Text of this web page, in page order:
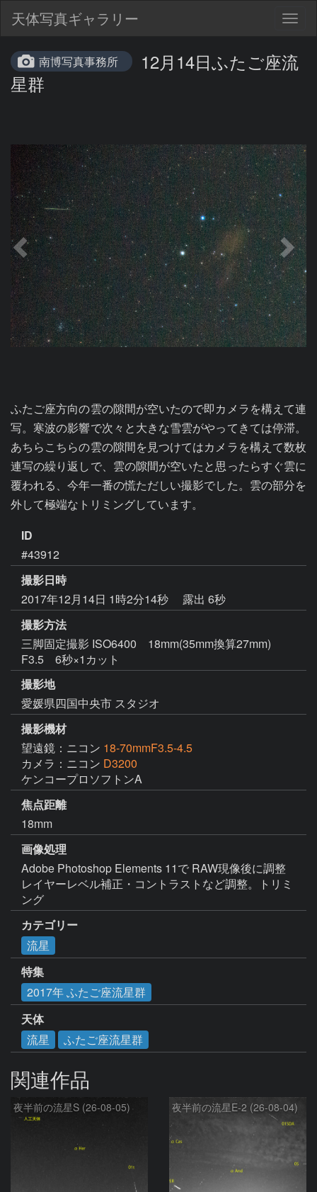
天体写真ギャラリー
南博写真事務所
12月14日ふたご座流
星群
ふたご座方向の雲の隙間が空いたので即カメラを構えて連
写。寒波の影響で次々と大きな雪雲がやってきては停滞。
あちらこちらの雲の隙間を見つけてはカメラを構えて数枚
連写の繰り返しで、雲の隙間が空いたと思ったらすぐ雲に
覆われる、今年一番の慌ただしい撮影でした。雲の部分を
外して極端なトリミングしています。
ID
#43912
撮影日時
2017年12月14日 1時2分14秒
露出 6秒
撮影方法
三脚固定撮影 ISO6400 18mm(35mm換算27mm)
F3.5 6秒×1カット
撮影地
愛媛県四国中央市 スタジオ
撮影機材
望遠鏡：ニコン 18-70mmF3.5-4.5
カメラ：ニコン D3200
ケンコープロソフトンA
焦点距離
18mm
画像処理
Adobe Photoshop Elements 11で RAW現像後に調整
レイヤーレベル補正・コントラストなど調整。トリミ
ング
カテゴリー
流星
特集
2017年 ふたご座流星群
天体
流星
ふたご座流星群
関連作品
夜半前の流星S (26-08-05) 夜半前の流星E-2 (26-08-04)